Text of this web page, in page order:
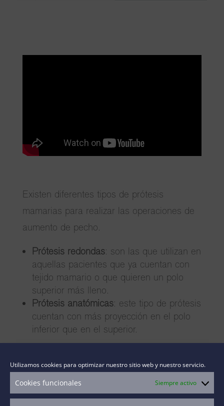
Utilizamos cookies para optimizar nuestro sitio web y nuestro servicio.
Cookies funcionales Siempre activo
Existen diferentes tipos de prótesis
mamarias para realizar las operaciones de
aumento de pecho.
Prótesis redondas: son las que utilizan en
aquellas pacientes que ya cuentan con
tejido mamario o que quieren un polo
superior más lleno.
Prótesis anatómicas: este tipo de prótesis
cuentan con más proyección en el polo
inferior que en el superior.
mamarios u otro es importante no solo
guiarse por su forma sino tener en cuenta